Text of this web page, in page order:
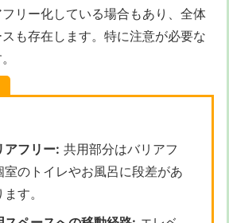
リー化している場合もあり、全体
も存在します。特に注意が必要な
アフリー: 共用部分はバリアフ
室のトイレやお風呂に段差があ
す。